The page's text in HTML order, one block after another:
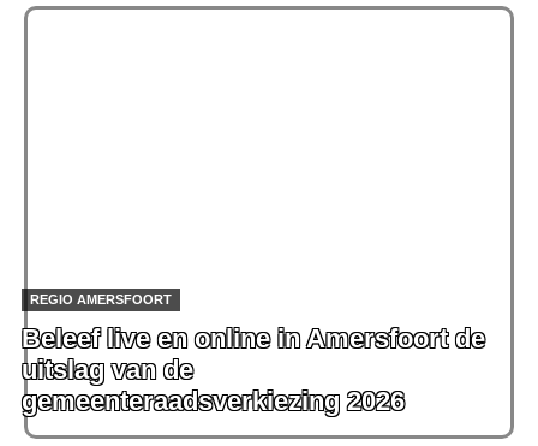
REGIO AMERSFOORT
Beleef live en online in Amersfoort de
uitslag van de
gemeenteraadsverkiezing 2026